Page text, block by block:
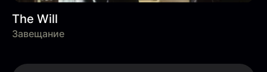
The Will
Завещание